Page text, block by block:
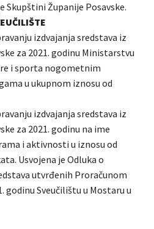
Županije Posavske.
izdvajanja sredstava iz
za 2021. godinu Ministarstvu
i sporta nogometnim
u ukupnom iznosu od
izdvajanja sredstava iz
za 2021. godinu na ime
i aktivnosti u iznosu od
Usvojena je Odluka o
utvrđenih Proračunom
godinu Sveučilištu u Mostaru u